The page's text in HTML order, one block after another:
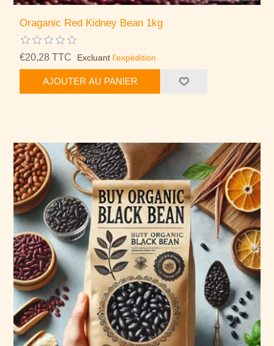
Oraganic Red Kidney Bean 1kg
€20,28 TTC Excluant l'expédition
AJOUTER AU PANIER